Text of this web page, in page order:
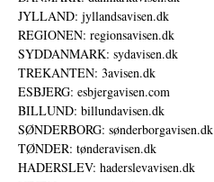
JYLLAND: jyllandsavisen.dk
REGIONEN: regionsavisen.dk
SYDDANMARK: sydavisen.dk
TREKANTEN: 3avisen.dk
ESBJERG: esbjergavisen.com
BILLUND: billundavisen.dk
SØNDERBORG: sønderborgavisen.dk
TØNDER: tønderavisen.dk
HADERSLEV: haderslevavisen.dk